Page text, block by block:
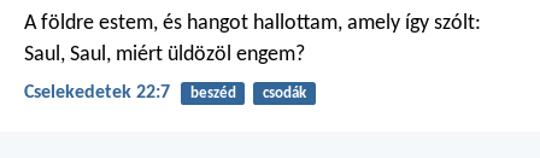
A földre estem, és hangot hallottam, amely így szólt:
Saul, Saul, miért üldözöl engem?
Cselekedetek 22:7 beszéd csodák